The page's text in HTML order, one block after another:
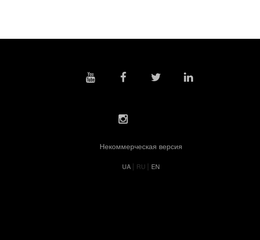
Некоммерческая версия
UA | RU | EN